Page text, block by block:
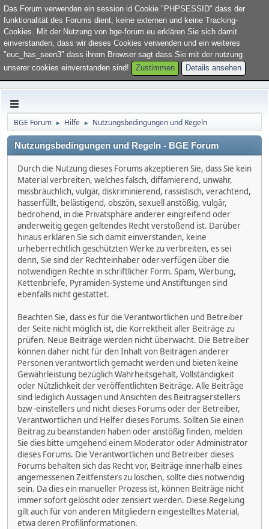
Das Forum verwenden ein session id Cookie "PHPSESSID" dass der
funktionalität des Forums dient, keine externen und keine Tracking-
Cookies. Mit der Nutzung von bge-forum.eu erklären Sie sich damit
einverstanden, dass wir dieses Cookies verwenden und ein weiteres
"euc_has_seen3" dass ihrem Browser sagt dass Sie mit der nutzung
unserer cookies einverstanden sind!
Zustimmen Details ansehen
Willkommen im Forum "BGE Forum". Bitteloggen Sie sich ein oder
registrieren Sie sich.
BGE Forum ► Hilfe ► Nutzungsbedingungen und Regeln
Nutzungsbedingungen und Regeln - BGE Forum
Durch die Nutzung dieses Forums akzeptieren Sie, dass Sie kein
Material verbreiten, welches falsch, diffamierend, unwahr,
missbräuchlich, vulgär, diskriminierend, rassistisch, verachtend,
hasserfüllt, belästigend, obszön, sexuell anstößig, vulgär,
bedrohend, in die Privatsphäre anderer eingreifend oder
anderweitig gegen geltendes Recht verstoßend ist. Darüber
hinaus erklären Sie sich damit einverstanden, keine
urheberrechtlich geschützten Werke zu verbreiten, es sei
denn, Sie sind der Rechteinhaber oder verfügen über die
notwendigen Rechte in schriftlicher Form. Spam, Werbung,
Kettenbriefe, Pyramiden-Systeme und Anstiftungen sind
ebenfalls nicht gestattet.
Beachten Sie, dass es für die Verantwortlichen und Betreiber
der Seite nicht möglich ist, die Korrektheit aller Beiträge zu
prüfen. Neue Beiträge werden nicht überwacht. Die Betreiber
können daher nicht für den Inhalt von Beiträgen anderer
Personen verantwortlich gemacht werden und bieten keine
Gewährleistung bezüglich Wahrheitsgehalt, Vollständigkeit
oder Nützlichkeit der veröffentlichten Beiträge. Alle Beiträge
sind lediglich Aussagen und Ansichten des Beitragserstellers
bzw -einstellers und nicht dieses Forums oder der Betreiber,
Verantwortlichen und Helfer dieses Forums. Sollten Sie einen
Beitrag zu beanstanden haben oder anstößig finden, melden
Sie dies bitte umgehend einem Moderator oder Administrator
dieses Forums. Die Verantwortlichen und Betreiber dieses
Forums behalten sich das Recht vor, Beiträge innerhalb eines
angemessenen Zeitfensters zu löschen, sollte dies notwendig
sein. Da dies ein manueller Prozess ist, können Beiträge nicht
immer sofort gelöscht oder zensiert werden. Diese Regelung
gilt auch für von anderen Mitgliedern eingestelltes Material,
etwa deren Profilinformationen.